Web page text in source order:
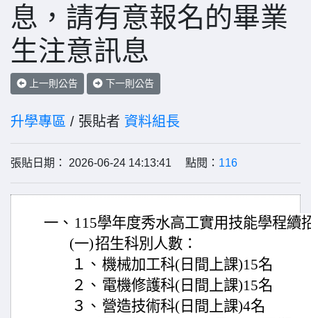
息，請有意報名的畢業
生注意訊息
上一則公告 下一則公告
升學專區 / 張貼者 資料組長
張貼日期： 2026-06-24 14:13:41 點閱： 116
一、 115學年度秀水高工實用技能學程續
(一)招生科別人數：
１、 機械加工科(日間上課)15名
２、 電機修護科(日間上課)15名
３、 營造技術科(日間上課)4名